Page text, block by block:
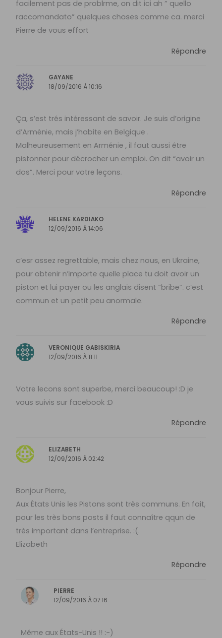
facilement pas de problrme, on dit ici ah ” quello
raccomandato” quelques choses comme ca. merci
Pierre de vous effort
Répondre
GAYANE
18/09/2016 À 10:16
Ça, s’est trés intéressant de savoir. Je suis d’origine
d’Arménie, mais j’habite en Belgique .
Malheureusement en Arménie , il faut aussi être
pistonner pour décrocher un emploi. On dit “avoir un
dos”. Merci pour votre leçons.
Répondre
HELENE KARDIAKO
12/09/2016 À 14:06
c’esr assez regrettable, mais chez nous, en Ukraine,
pour obtenir n’importe quelle place tu doit avoir un
piston et lui payer ou les anglais disent “bribe”. c’est
commun et un petit peu anormale.
Répondre
VERONIQUE GABISKIRIA
12/09/2016 À 11:11
Votre lecons sont superbe, merci beaucoup! :D je
vous suivis sur facebook :D
Répondre
ELIZABETH
12/09/2016 À 02:42
Bonjour Pierre,
Aux États Unis les Pistons sont très communs. En fait,
pour les très bons posts il faut connaître qqun de
très important dans l’entreprise. :(.
Elizabeth
Répondre
PIERRE
12/09/2016 À 07:16
Même aux États-Unis !! :-)